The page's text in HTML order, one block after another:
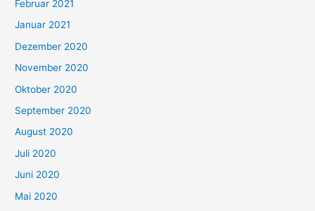
Februar 2021
Januar 2021
Dezember 2020
November 2020
Oktober 2020
September 2020
August 2020
Juli 2020
Juni 2020
Mai 2020